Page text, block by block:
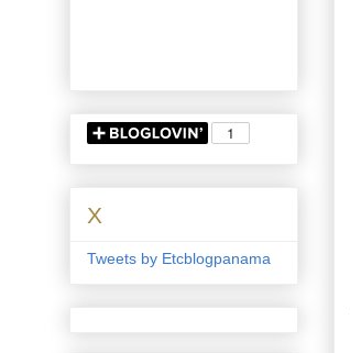
X
Tweets by Etcblogpanama